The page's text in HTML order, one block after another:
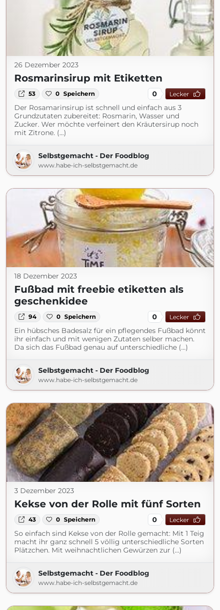
26 Dezember 2023
Rosmarinsirup mit Etiketten
53 0 Speichern 0 Lecker
Der Rosamarinsirup ist schnell und einfach aus 3
Grundzutaten zubereitet: Rosmarin, Wasser und
Zucker. Wer möchte verfeinert den Kräutersirup noch
mit Zitrone. (...)
Selbstgemacht - Der Foodblog
www.habe-ich-selbstgemacht.de
18 Dezember 2023
Fußbad mit freebie etiketten als
geschenkidee
94 0 Speichern 0 Lecker
Ein hübsches Badesalz für ein pflegendes Fußbad könnt
ihr einfach und mit wenigen Zutaten selber machen.
Da sich das Fußbad genau auf unterschiedliche (...)
Selbstgemacht - Der Foodblog
www.habe-ich-selbstgemacht.de
3 Dezember 2023
Kekse von der Rolle mit fünf Sorten
43 0 Speichern 0 Lecker
So einfach sind Kekse von der Rolle gemacht: Mit 1 Teig
macht ihr ganz schnell 5 völlig unterschiedliche Sorten
Plätzchen. Mit weihnachtlichen Gewürzen zur (...)
Selbstgemacht - Der Foodblog
www.habe-ich-selbstgemacht.de